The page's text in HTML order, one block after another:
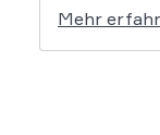
dass bloße
und eine
Mehr